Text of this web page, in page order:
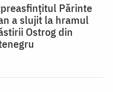
Părinte
a slujit la hramul
Ostrog din